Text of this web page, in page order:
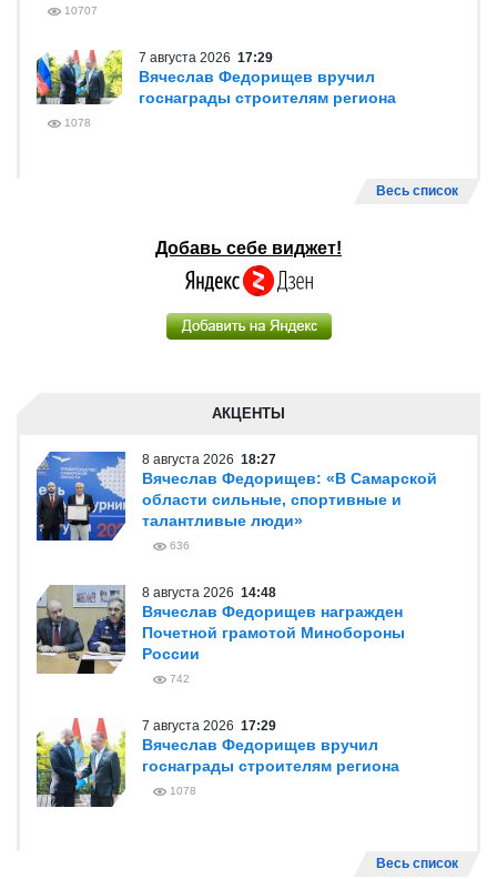
10707
7 августа 2026 17:29
Вячеслав Федорищев вручил
госнаграды строителям региона
1078
Весь список
Добавь себе виджет!
АКЦЕНТЫ
8 августа 2026 18:27
Вячеслав Федорищев: «В Самарской
области сильные, спортивные и
талантливые люди»
636
8 августа 2026 14:48
Вячеслав Федорищев награжден
Почетной грамотой Минобороны
России
742
7 августа 2026 17:29
Вячеслав Федорищев вручил
госнаграды строителям региона
1078
Весь список